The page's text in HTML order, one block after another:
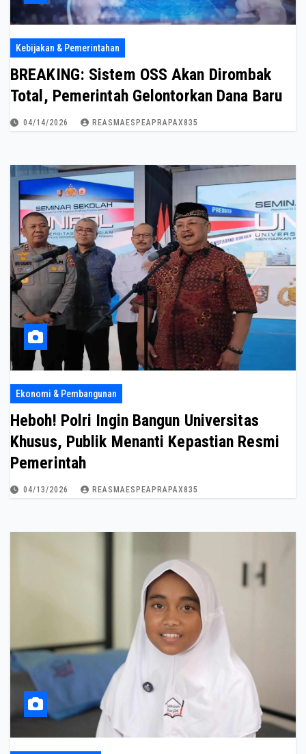
Kebijakan & Pemerintahan
BREAKING: Sistem OSS Akan Dirombak
Total, Pemerintah Gelontorkan Dana Baru
04/14/2026 REASMAESPEAPRAPAX835
Ekonomi & Pembangunan
Heboh! Polri Ingin Bangun Universitas
Khusus, Publik Menanti Kepastian Resmi
Pemerintah
04/13/2026 REASMAESPEAPRAPAX835